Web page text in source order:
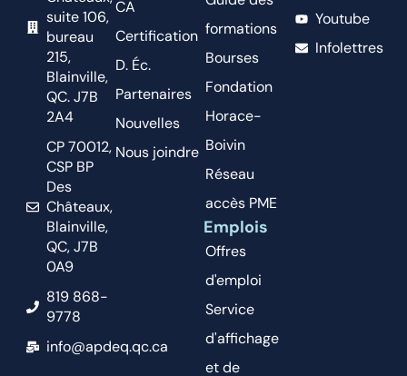
suite 106,
bureau
215,
Blainville,
QC. J7B
2A4
CP 70012,
CSP BP
Des
Châteaux,
Blainville,
QC, J7B
0A9
819 868-
9778
info@apdeq.qc.ca
CA
Certification
D. Éc.
Partenaires
Nouvelles
Nous joindre
formations
Bourses
Fondation
Horace-
Boivin
Réseau
accès PME
Emplois
Offres
d'emploi
Service
d'affichage
et de
Youtube
Infolettres